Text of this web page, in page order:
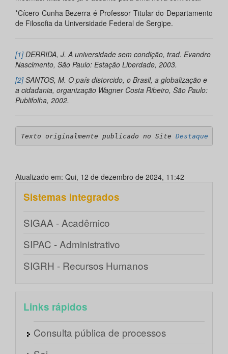
*Cícero Cunha Bezerra é Professor Titular do Departamento
de Filosofia da Universidade Federal de Sergipe.
[1]DERRIDA, J. A universidade sem condição, trad. Evandro
Nascimento, São Paulo: Estação Liberdade, 2003.
[2]SANTOS, M. O país distorcido, o Brasil, a globalização e
a cidadania, organização Wagner Costa Ribeiro, São Paulo:
Publifolha, 2002.
Texto originalmente publicado no Site Destaque
Atualizado em: Qui, 12 de dezembro de 2024, 11:42
Sistemas integrados
SIGAA - Acadêmico
SIPAC - Administrativo
SIGRH - Recursos Humanos
Links rápidos
Consulta pública de processos